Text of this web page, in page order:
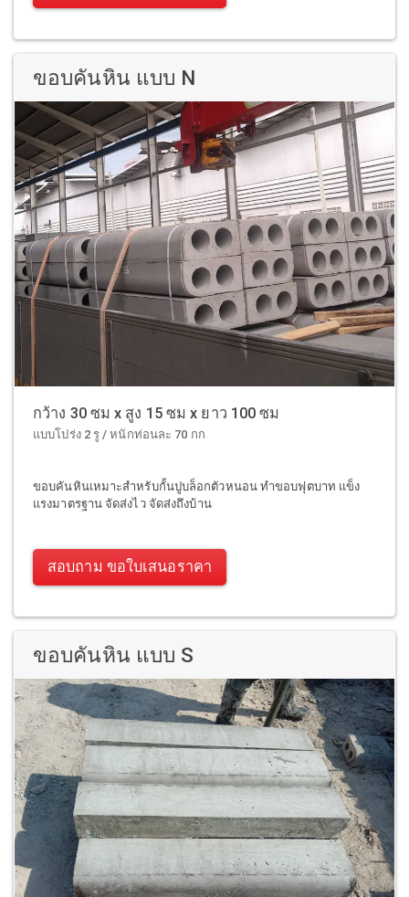
ขอบคันหิน แบบ N
กว้าง 30 ซม x สูง 15 ซม x ยาว 100 ซม
แบบโปร่ง 2 รู / หนักท่อนละ 70 กก
ขอบคันหินเหมาะสำหรับกั้นปูบล็อกตัวหนอน ทำขอบฟุตบาท แข็ง
แรงมาตรฐาน จัดส่งไว จัดส่งถึงบ้าน
สอบถาม ขอใบเสนอราคา
ขอบคันหิน แบบ S